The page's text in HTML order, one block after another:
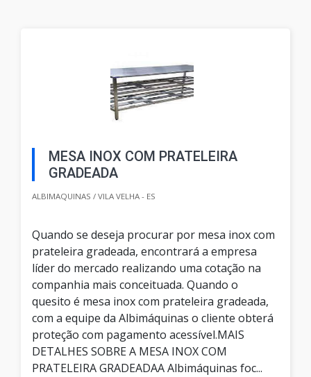
MESA INOX COM PRATELEIRA
GRADEADA
ALBIMAQUINAS / VILA VELHA - ES
Quando se deseja procurar por mesa inox com
prateleira gradeada, encontrará a empresa
líder do mercado realizando uma cotação na
companhia mais conceituada. Quando o
quesito é mesa inox com prateleira gradeada,
com a equipe da Albimáquinas o cliente obterá
proteção com pagamento acessível.MAIS
DETALHES SOBRE A MESA INOX COM
PRATELEIRA GRADEADAA Albimáquinas foc...